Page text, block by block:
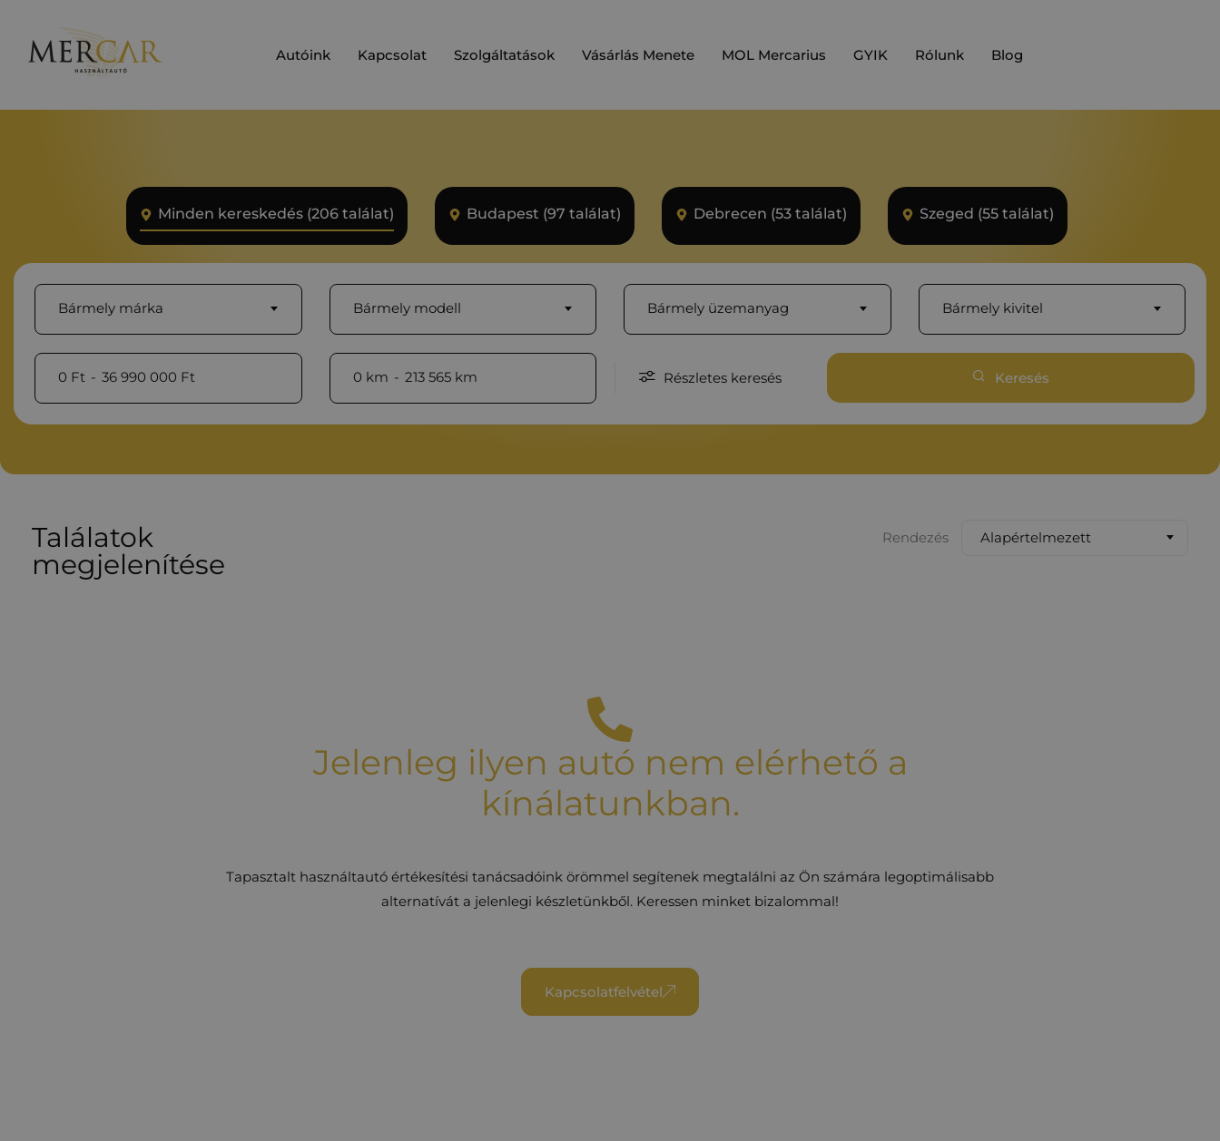
Autóink Kapcsolat Szolgáltatások Vásárlás Menete MOL Mercarius GYIK Rólunk Blog
Minden kereskedés (206 találat) Budapest (97 találat) Debrecen (53 találat) Szeged (55 találat)
Bármely márka Bármely modell Bármely üzemanyag Bármely kivitel
0 Ft - 36 990 000 Ft 0 km - 213 565 km Részletes keresés Keresés
Találatok
megjelenítése
Rendezés Alapértelmezett
Jelenleg ilyen autó nem elérhető a
kínálatunkban.
Tapasztalt használtautó értékesítési tanácsadóink örömmel segítenek megtalálni az Ön számára legoptimálisabb
alternatívát a jelenlegi készletünkből. Keressen minket bizalommal!
Kapcsolatfelvétel